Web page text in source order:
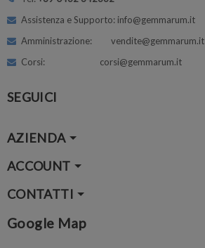
Assistenza e Supporto: info@gemmarum.it
Amministrazione: vendite@gemmarum.it
Corsi: corsi@gemmarum.it
SEGUICI
AZIENDA
ACCOUNT
CONTATTI
Google Map